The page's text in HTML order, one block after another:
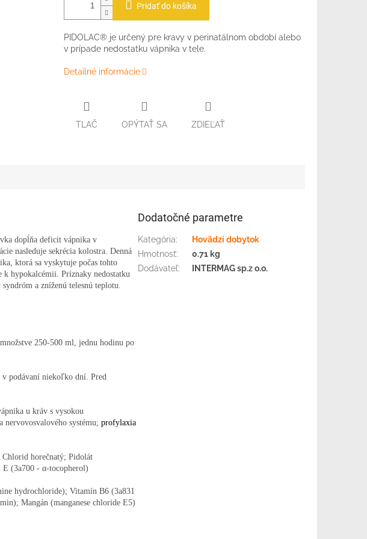
Pridať do košíka
PIDOLAC® je určený pre kravy v perinatálnom období alebo
v prípade nedostatku vápnika v tele.
Detailné informácie
TLAČ OPÝTAŤ SA ZDIEĽAŤ
dopĺňa deficit vápnika v
nasleduje sekrécia kolostra. Denná
ktorá sa vyskytuje počas tohto
k hypokalcémii. Príznaky nedostatku
a zníženú telesnú teplotu.
250-500 ml, jednu hodinu po
podávaní niekoľko dní. Pred
u kráv s vysokou
nervovosvalového systému; profylaxia
horečnatý; Pidolát
(3a700 - α-tocopherol)
hydrochloride); Vitamín B6 (3a831
Mangán (manganese chloride E5)
Dodatočné parametre
Kategória:
Hovädzí dobytok
Hmotnosť:
0.71 kg
Dodávateľ: INTERMAG sp.z o.o.